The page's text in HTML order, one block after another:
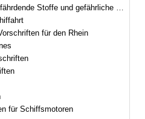
Stoffe und gefährliche Güter
für den Rhein
für Schiffsmotoren